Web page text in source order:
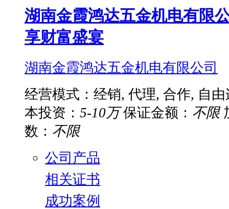
湖南金霞鸿达五金机电有限
享财富盛宴
湖南金霞鸿达五金机电有限公司
经营模式：经销, 代理, 合作, 自由
本投资： 5-10万 保证金额： 不限
数： 不限
公司产品
相关证书
成功案例